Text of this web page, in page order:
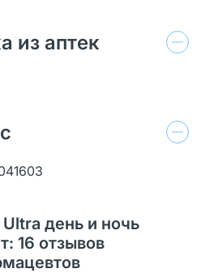
из аптек
день и ночь
16 отзывов